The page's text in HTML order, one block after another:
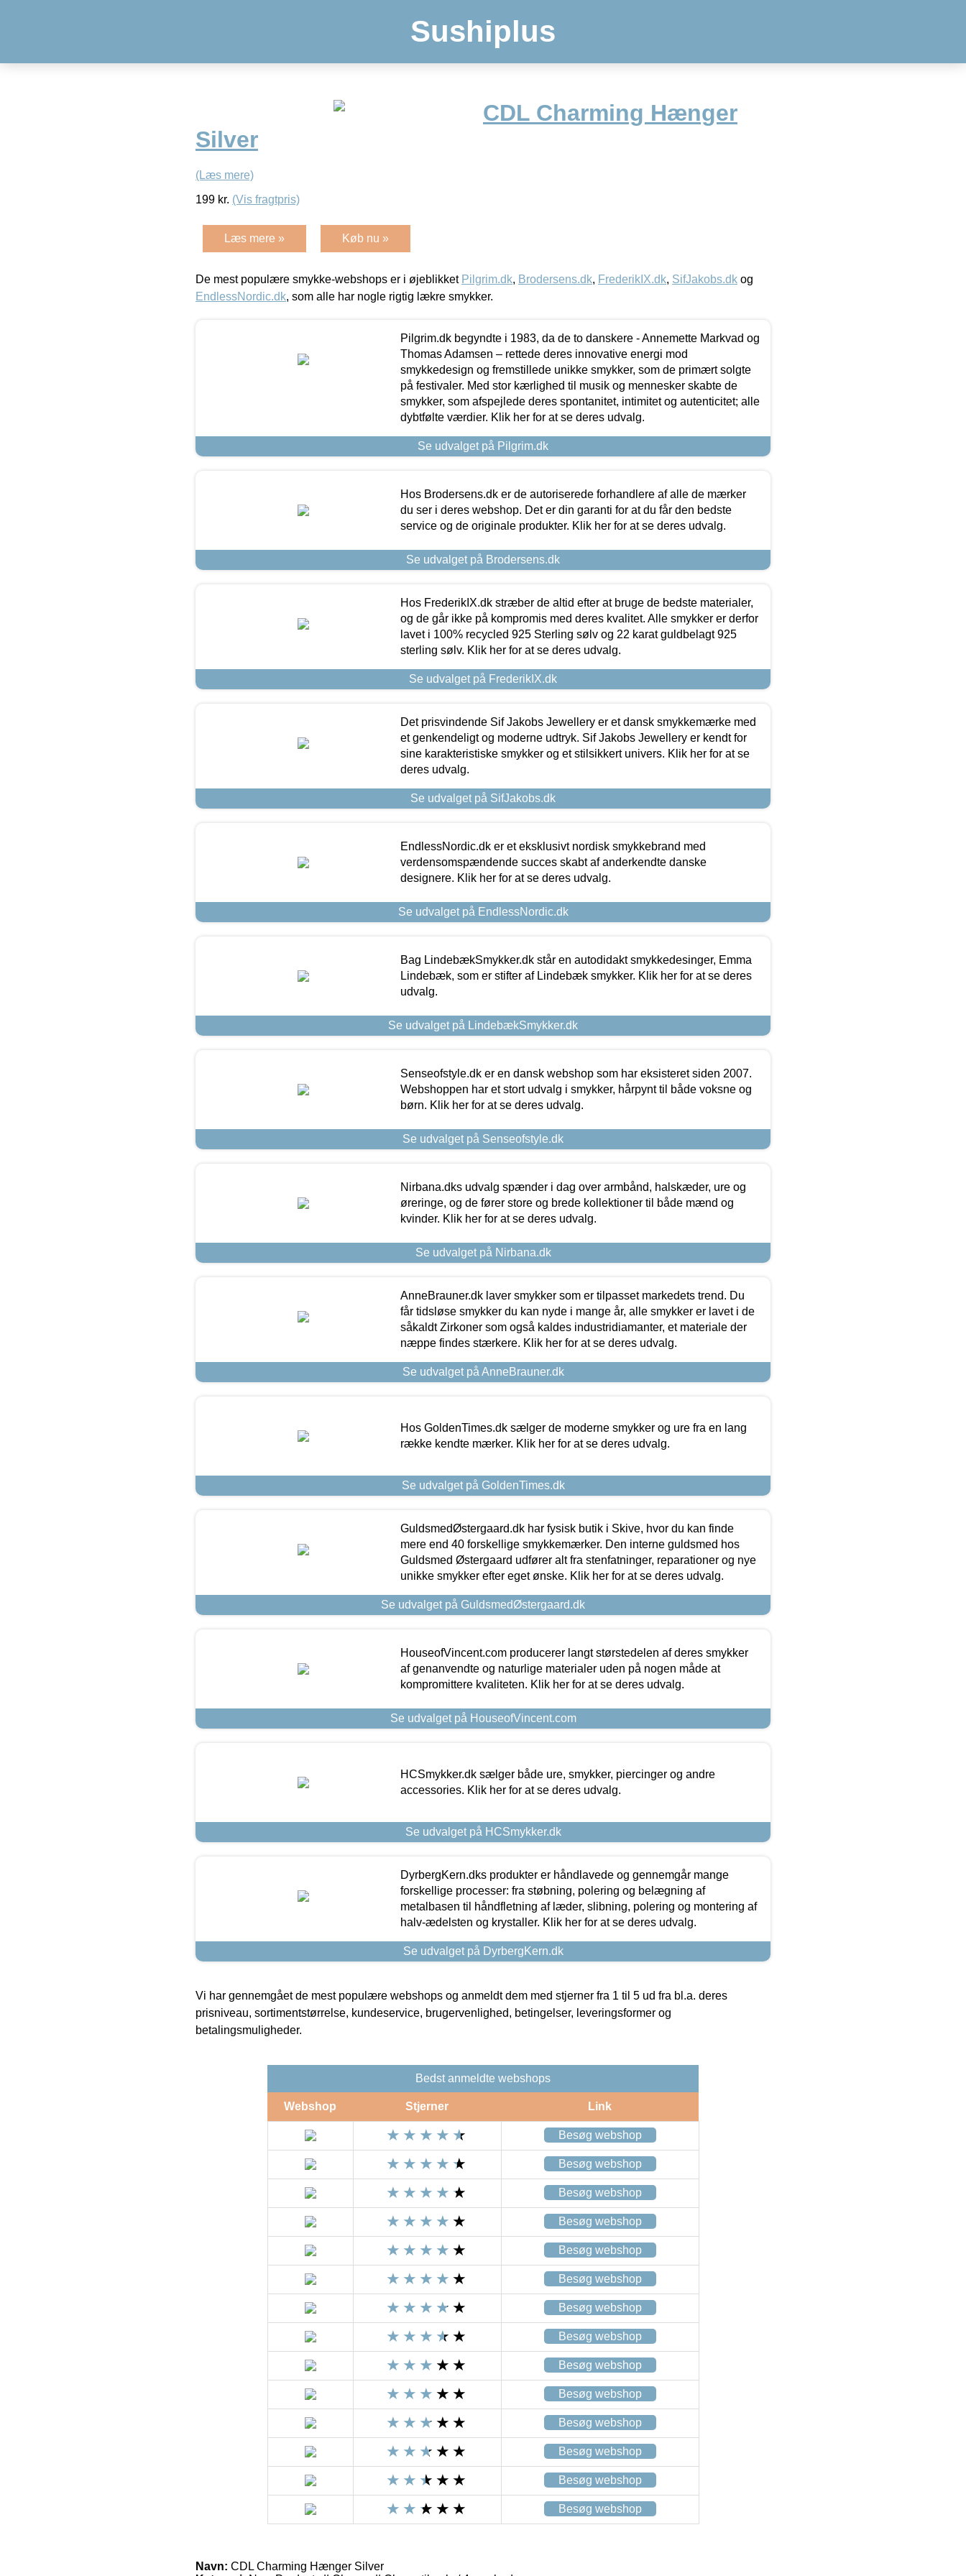
Sushiplus
CDL Charming Hænger
Silver
(Læs mere)
199 kr. (Vis fragtpris)
Læs mere » Køb nu »
De mest populære smykke-webshops er i øjeblikket Pilgrim.dk, Brodersens.dk, FrederikIX.dk, SifJakobs.dk og
EndlessNordic.dk, som alle har nogle rigtig lækre smykker.
Pilgrim.dk begyndte i 1983, da de to danskere - Annemette Markvad og
Thomas Adamsen – rettede deres innovative energi mod
smykkedesign og fremstillede unikke smykker, som de primært solgte
på festivaler. Med stor kærlighed til musik og mennesker skabte de
smykker, som afspejlede deres spontanitet, intimitet og autenticitet; alle
dybtfølte værdier. Klik her for at se deres udvalg.
Se udvalget på Pilgrim.dk
Hos Brodersens.dk er de autoriserede forhandlere af alle de mærker
du ser i deres webshop. Det er din garanti for at du får den bedste
service og de originale produkter. Klik her for at se deres udvalg.
Se udvalget på Brodersens.dk
Hos FrederikIX.dk stræber de altid efter at bruge de bedste materialer,
og de går ikke på kompromis med deres kvalitet. Alle smykker er derfor
lavet i 100% recycled 925 Sterling sølv og 22 karat guldbelagt 925
sterling sølv. Klik her for at se deres udvalg.
Se udvalget på FrederikIX.dk
Det prisvindende Sif Jakobs Jewellery er et dansk smykkemærke med
et genkendeligt og moderne udtryk. Sif Jakobs Jewellery er kendt for
sine karakteristiske smykker og et stilsikkert univers. Klik her for at se
deres udvalg.
Se udvalget på SifJakobs.dk
EndlessNordic.dk er et eksklusivt nordisk smykkebrand med
verdensomspændende succes skabt af anderkendte danske
designere. Klik her for at se deres udvalg.
Se udvalget på EndlessNordic.dk
Bag LindebækSmykker.dk står en autodidakt smykkedesinger, Emma
Lindebæk, som er stifter af Lindebæk smykker. Klik her for at se deres
udvalg.
Se udvalget på LindebækSmykker.dk
Senseofstyle.dk er en dansk webshop som har eksisteret siden 2007.
Webshoppen har et stort udvalg i smykker, hårpynt til både voksne og
børn. Klik her for at se deres udvalg.
Se udvalget på Senseofstyle.dk
Nirbana.dks udvalg spænder i dag over armbånd, halskæder, ure og
øreringe, og de fører store og brede kollektioner til både mænd og
kvinder. Klik her for at se deres udvalg.
Se udvalget på Nirbana.dk
AnneBrauner.dk laver smykker som er tilpasset markedets trend. Du
får tidsløse smykker du kan nyde i mange år, alle smykker er lavet i de
såkaldt Zirkoner som også kaldes industridiamanter, et materiale der
næppe findes stærkere. Klik her for at se deres udvalg.
Se udvalget på AnneBrauner.dk
Hos GoldenTimes.dk sælger de moderne smykker og ure fra en lang
række kendte mærker. Klik her for at se deres udvalg.
Se udvalget på GoldenTimes.dk
GuldsmedØstergaard.dk har fysisk butik i Skive, hvor du kan finde
mere end 40 forskellige smykkemærker. Den interne guldsmed hos
Guldsmed Østergaard udfører alt fra stenfatninger, reparationer og nye
unikke smykker efter eget ønske. Klik her for at se deres udvalg.
Se udvalget på GuldsmedØstergaard.dk
HouseofVincent.com producerer langt størstedelen af deres smykker
af genanvendte og naturlige materialer uden på nogen måde at
kompromittere kvaliteten. Klik her for at se deres udvalg.
Se udvalget på HouseofVincent.com
HCSmykker.dk sælger både ure, smykker, piercinger og andre
accessories. Klik her for at se deres udvalg.
Se udvalget på HCSmykker.dk
DyrbergKern.dks produkter er håndlavede og gennemgår mange
forskellige processer: fra støbning, polering og belægning af
metalbasen til håndfletning af læder, slibning, polering og montering af
halv-ædelsten og krystaller. Klik her for at se deres udvalg.
Se udvalget på DyrbergKern.dk
Vi har gennemgået de mest populære webshops og anmeldt dem med stjerner fra 1 til 5 ud fra bl.a. deres
prisniveau, sortimentstørrelse, kundeservice, brugervenlighed, betingelser, leveringsformer og
betalingsmuligheder.
Bedst anmeldte webshops
Webshop Stjerner Link
Besøg webshop
Besøg webshop
Besøg webshop
Besøg webshop
Besøg webshop
Besøg webshop
Besøg webshop
Besøg webshop
Besøg webshop
Besøg webshop
Besøg webshop
Besøg webshop
Besøg webshop
Besøg webshop
Navn: CDL Charming Hænger Silver